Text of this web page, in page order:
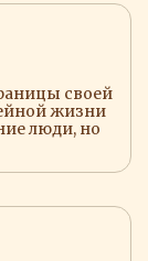
своей
жизни
люди, но